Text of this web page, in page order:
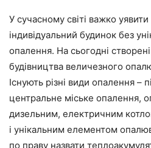
У сучасному світі важко
індивідуальний будинок без
опалення. На сьогодні
будівництва величезного
Існують різні види опалення –
центральне міське опалення,
дизельним, електричним
і унікальним елементом
по праву назвати